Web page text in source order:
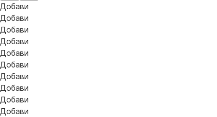
Добави
Добави
Добави
Добави
Добави
Добави
Добави
Добави
Добави
Добави